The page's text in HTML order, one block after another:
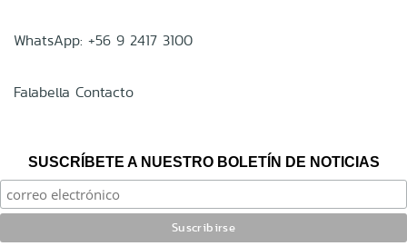
WhatsApp: +56 9 2417 3100
Falabella Contacto
SUSCRÍBETE A NUESTRO BOLETÍN DE NOTICIAS